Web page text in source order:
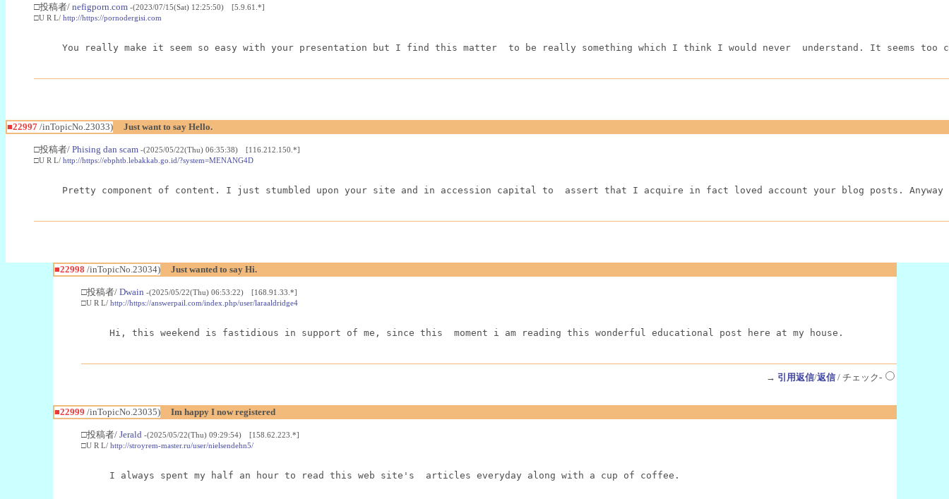
□投稿者/ nefigporn.com -(2023/07/15(Sat) 12:25:50) [5.9.61.*]
□U R L/ http://https://pornodergisi.com
You really make it seem so easy with your presentation but I find this matter  to be really something which I think I would never  understand. It seems
■22997 /inTopicNo.23033) Just want to say Hello.
□投稿者/ Phising dan scam -(2025/05/22(Thu) 06:35:38) [116.212.150.*]
□U R L/ http://https://ebphtb.lebakkab.go.id/?system=MENANG4D
Pretty component of content. I just stumbled upon your site and in accession capital to  assert that I acquire in fact loved account your blog posts.
■22998 /inTopicNo.23034) Just wanted to say Hi.
□投稿者/ Dwain -(2025/05/22(Thu) 06:53:22) [168.91.33.*]
□U R L/ http://https://answerpail.com/index.php/user/laraaldridge4
Hi, this weekend is fastidious in support of me, since this  moment i am reading this wonderful educational post here at my house.
→ 引用返信/返信/ チェック-
■22999 /inTopicNo.23035) Im happy I now registered
□投稿者/ Jerald -(2025/05/22(Thu) 09:29:54) [158.62.223.*]
□U R L/ http://stroyrem-master.ru/user/nielsendehn5/
I always spent my half an hour to read this web site's  articles everyday along with a cup of coffee.